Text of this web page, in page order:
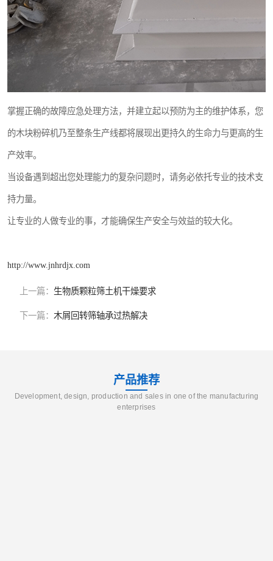
掌握正确的故障应急处理方法，并建立起以预防为主的维护体系，您
的木块粉碎机乃至整条生产线都将展现出更持久的生命力与更高的生
产效率。
当设备遇到超出您处理能力的复杂问题时，请务必依托专业的技术支
持力量。
让专业的人做专业的事，才能确保生产安全与效益的较大化。
http://www.jnhrdjx.com
上一篇： 生物质颗粒筛土机干燥要求
下一篇： 木屑回转筛轴承过热解决
产品推荐
Development, design, production and sales in one of the manufacturing
enterprises